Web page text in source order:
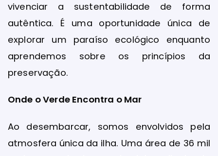
vivenciar a sustentabilidade de forma
autêntica. É uma oportunidade única de
explorar um paraíso ecológico enquanto
aprendemos sobre os princípios da
preservação.
Onde o Verde Encontra o Mar
Ao desembarcar, somos envolvidos pela
atmosfera única da ilha. Uma área de 36 mil